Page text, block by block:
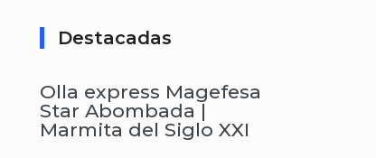
Destacadas
Olla express Magefesa
Star Abombada |
Marmita del Siglo XXI